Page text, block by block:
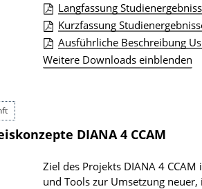
D
o
w
a
d
s
Langfassung
Kurzfassung
Ausführliche Beschreibung
Weitere Downloads einblenden
DIANA 4 CCAM
Ziel des Projekts DIANA 4
und Tools zur Umsetzung